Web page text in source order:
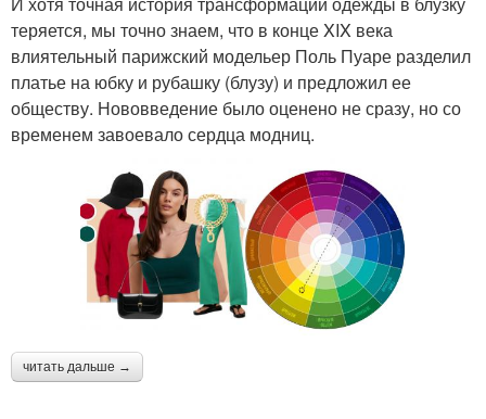
теряется, мы точно знаем, что в конце XIX века
влиятельный парижский модельер Поль Пуаре разделил
платье на юбку и рубашку (блузу) и предложил ее
обществу. Нововведение было оценено не сразу, но со
временем завоевало сердца модниц.
читать дальше →